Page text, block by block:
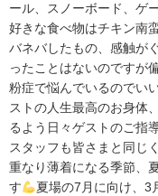
ール、スノーボード、ゲ
好きな食べ物はチキン南
バネバしたもの、感触が
ったことはないのですが
粉症で悩んでいるのでい
ストの人生最高のお身体
るよう日々ゲストのご指
スタッフも皆さまと同じ
重なり薄着になる季節、
す
夏場の7月に向け、3